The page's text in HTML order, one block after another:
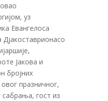
уз
Евангелоса
Јакова и
бројних
празничног,
гост из